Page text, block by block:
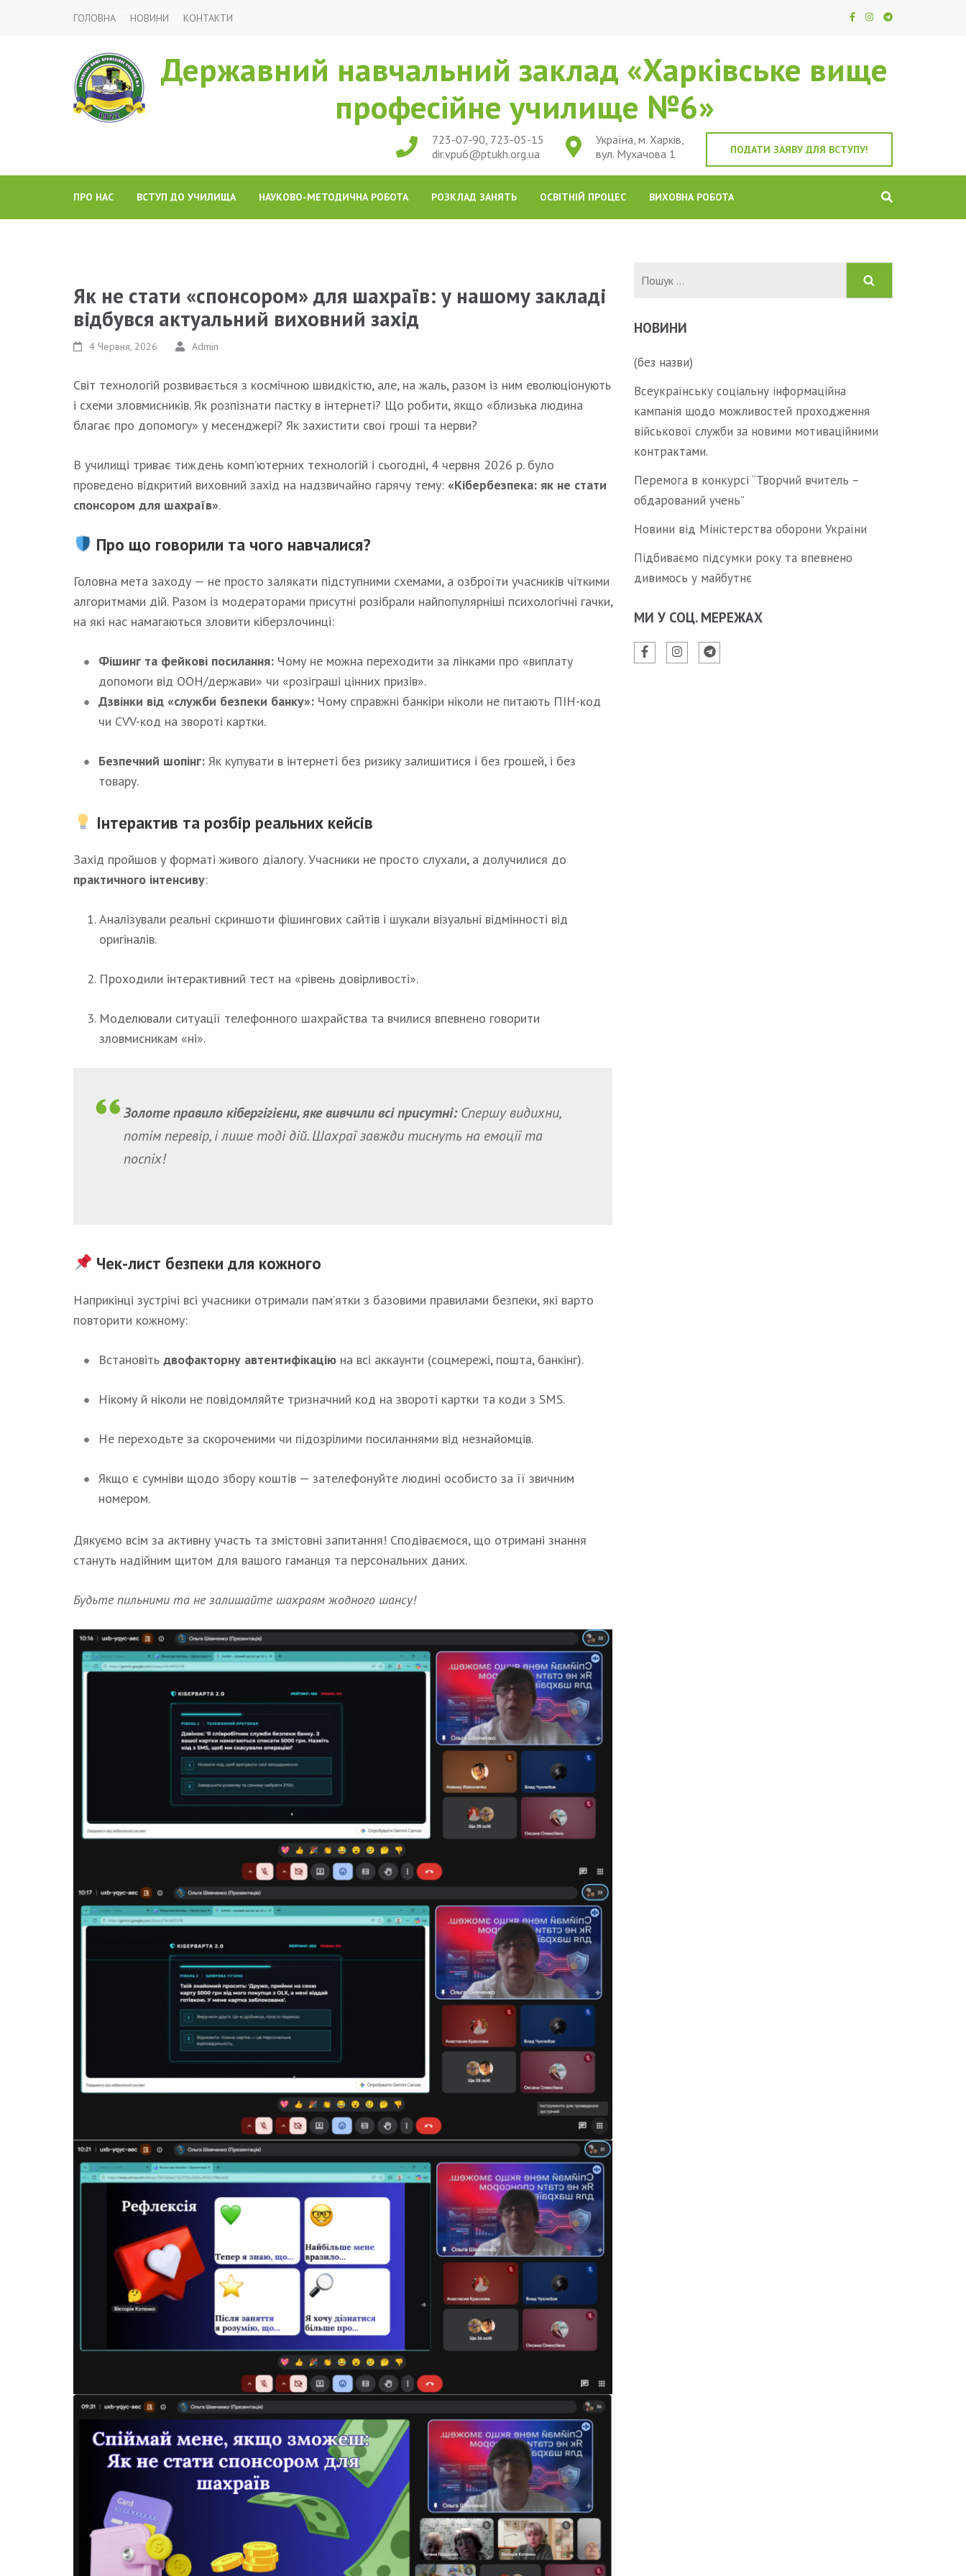
ГОЛОВНА НОВИНИ КОНТАКТИ
Державний навчальний заклад «Харківське вище
професійне училище №6»
ПОДАТИ ЗАЯВУ ДЛЯ ВСТУПУ!
Україна, м. Харків,
вул. Мухачова 1
723-07-90, 723-05-15
dir.vpu6@ptukh.org.ua
ПРО НАС ВСТУП ДО УЧИЛИЩА НАУКОВО-МЕТОДИЧНА РОБОТА РОЗКЛАД ЗАНЯТЬ ОСВІТНІЙ ПРОЦЕС ВИХОВНА РОБОТА
Як не стати «спонсором» для шахраїв: у нашому закладі
відбувся актуальний виховний захід
4 Червня, 2026 Admin
Світ технологій розвивається з космічною швидкістю, але, на жаль, разом із ним еволюціонують
і схеми зловмисників. Як розпізнати пастку в інтернеті? Що робити, якщо «близька людина
благає про допомогу» у месенджері? Як захистити свої гроші та нерви?
В училищі триває тиждень комп’ютерних технологій і сьогодні, 4 червня 2026 р. було
проведено відкритий виховний захід на надзвичайно гарячу тему: «Кібербезпека: як не стати
спонсором для шахраїв».
Про що говорили та чого навчалися?
Головна мета заходу — не просто залякати підступними схемами, а озброїти учасників чіткими
алгоритмами дій. Разом із модераторами присутні розібрали найпопулярніші психологічні гачки,
на які нас намагаються зловити кіберзлочинці:
Фішинг та фейкові посилання: Чому не можна переходити за лінками про «виплату
допомоги від ООН/держави» чи «розіграші цінних призів».
Дзвінки від «служби безпеки банку»: Чому справжні банкіри ніколи не питають ПІН-код
чи CVV-код на звороті картки.
Безпечний шопінг: Як купувати в інтернеті без ризику залишитися і без грошей, і без
товару.
Інтерактив та розбір реальних кейсів
Захід пройшов у форматі живого діалогу. Учасники не просто слухали, а долучилися до
практичного інтенсиву:
Аналізували реальні скриншоти фішингових сайтів і шукали візуальні відмінності від
оригіналів.
Проходили інтерактивний тест на «рівень довірливості».
Моделювали ситуації телефонного шахрайства та вчилися впевнено говорити
зловмисникам «ні».
Золоте правило кібергігієни, яке вивчили всі присутні: Спершу видихни,
потім перевір, і лише тоді дій. Шахраї завжди тиснуть на емоції та
поспіх!
Чек-лист безпеки для кожного
Наприкінці зустрічі всі учасники отримали пам’ятки з базовими правилами безпеки, які варто
повторити кожному:
Встановіть двофакторну автентифікацію на всі аккаунти (соцмережі, пошта, банкінг).
Нікому й ніколи не повідомляйте тризначний код на звороті картки та коди з SMS.
Не переходьте за скороченими чи підозрілими посиланнями від незнайомців.
Якщо є сумніви щодо збору коштів — зателефонуйте людині особисто за її звичним
номером.
Дякуємо всім за активну участь та змістовні запитання! Сподіваємося, що отримані знання
стануть надійним щитом для вашого гаманця та персональних даних.
Будьте пильними та не залишайте шахраям жодного шансу!
Пошук:
НОВИНИ
(без назви)
Всеукраїнську соціальну інформаційна
кампанія щодо можливостей проходження
військової служби за новими мотиваційними
контрактами.
Перемога в конкурсі “Творчий вчитель –
обдарований учень”
Новини від Міністерства оборони України
Підбиваємо підсумки року та впевнено
дивимось у майбутнє
МИ У СОЦ. МЕРЕЖАХ